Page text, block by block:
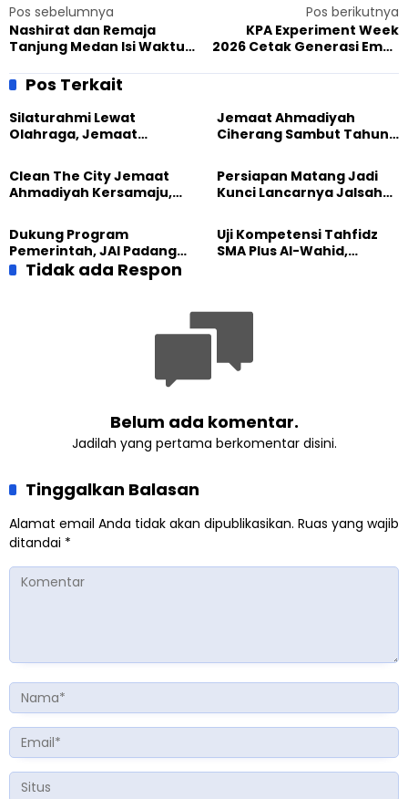
Pos sebelumnya
Nashirat dan Remaja
Tanjung Medan Isi Waktu
Remaja
Pos berikutnya
KPA Experiment Week
2026 Cetak Generasi Emas
Pos Terkait
Silaturahmi Lewat
Olahraga, Jemaat
Meriahkan Event Lari
Jemaat Ahmadiyah
Ciherang Sambut Tahun
Aksi Kebersihan
Clean The City Jemaat
Ahmadiyah Kersamaju,
Persiapan Matang Jadi
Kunci Lancarnya Jalsah
Dukung Program
Pemerintah, JAI Padang
Gelar Pesantren
Uji Kompetensi Tahfidz
SMA Plus Al-Wahid,
Tidak ada Respon
Belum ada komentar.
Jadilah yang pertama berkomentar disini.
Tinggalkan Balasan
Alamat email Anda tidak akan dipublikasikan. Ruas yang wajib
ditandai *